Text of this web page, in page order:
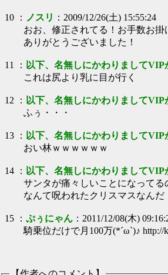
10 ： ノスリ ： 2009/12/26(土) 15:55:24
おお、修正されてる！お手数お掛
ありがとうございました！
11 ： 以下、名無しにかわりましてVIP
これは尻より乳に目が行く
12 ： 以下、名無しにかわりましてVIP
ふぅ・・・
13 ： 以下、名無しにかわりましてVIP
おい林ｗｗｗｗｗｗ
14 ： 以下、名無しにかわりましてVIP
サンタが痛々しいことになってる
なんて呪われたクリスマスなんだ
15 ： ぷぅにゃん ： 2011/12/08(木)
騎乗位だけで月100万(*´ω`)♪ http://